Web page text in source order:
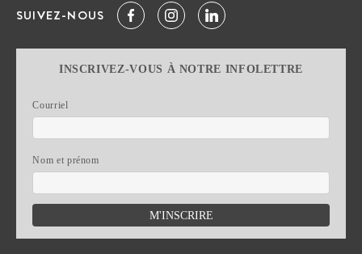
SUIVEZ-NOUS
INSCRIVEZ-VOUS À NOTRE INFOLETTRE
Courriel
Nom et prénom